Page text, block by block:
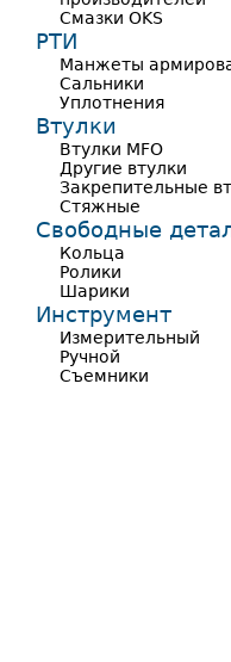
Смазки OKS
РТИ
Манжеты
Сальники
Уплотнения
Втулки
Втулки MFO
Другие втулки
Закрепительные
Стяжные
Свободные
Кольца
Ролики
Шарики
Инструмент
Измерительный
Ручной
Съемники